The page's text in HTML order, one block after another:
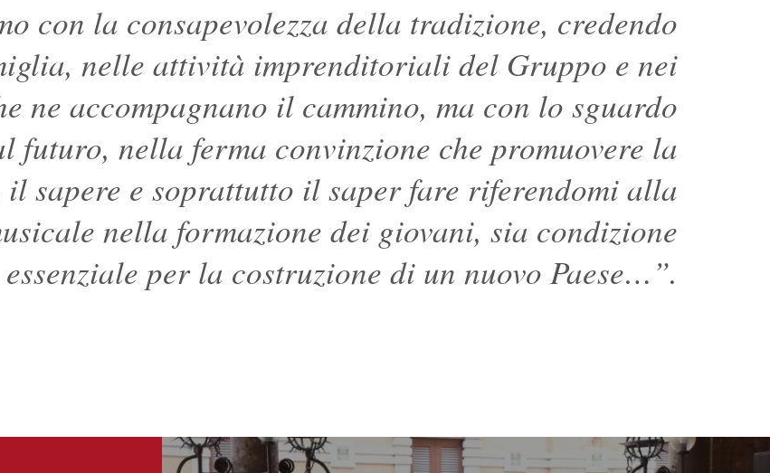
con la consapevolezza della tradizione, credendo
nelle attività imprenditoriali del Gruppo e nei
ne accompagnano il cammino, ma con lo sguardo
futuro, nella ferma convinzione che promuovere la
il sapere e soprattutto il saper fare riferendomi alla
nella formazione dei giovani, sia condizione
essenziale per la costruzione di un nuovo Paese…”.